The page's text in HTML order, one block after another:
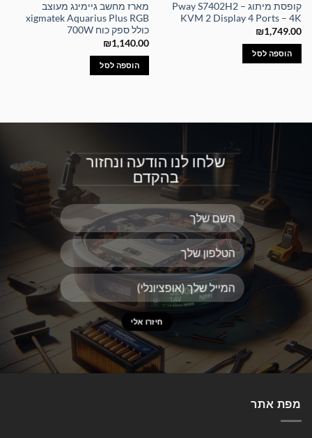
קופסת מיתוג – Pway S7402H2
KVM 2 Display 4 Ports – 4K
₪1,749.00
הוספה לסל
מארז מחשב גיימינג מעוצב
xigmatek Aquarius Plus RGB
כולל ספק כוח 700W
₪1,140.00
הוספה לסל
שלחו לנו הודעה ונחזור
בהקדם
מפת אתר